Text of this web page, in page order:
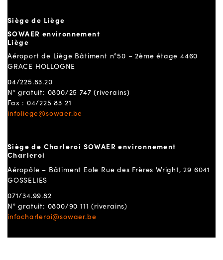
Siège de Liège
SOWAER environnement
Liège
Aéroport de Liège Bâtiment n°50 – 2ème étage 4460
GRACE HOLLOGNE
04/225.83.20
N° gratuit: 0800/25 747 (riverains)
Fax : 04/225 83 21
infoliege@sowaer.be
Siège de Charleroi SOWAER environnement
Charleroi
Aéropôle – Bâtiment Eole Rue des Frères Wright, 29 6041
GOSSELIES
071/34.99.82
N° gratuit: 0800/90 111 (riverains)
infocharleroi@sowaer.be